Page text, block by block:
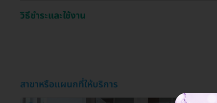
วิธีชำระและใช้งาน
สาขาหรือแผนกที่ให้บริการ